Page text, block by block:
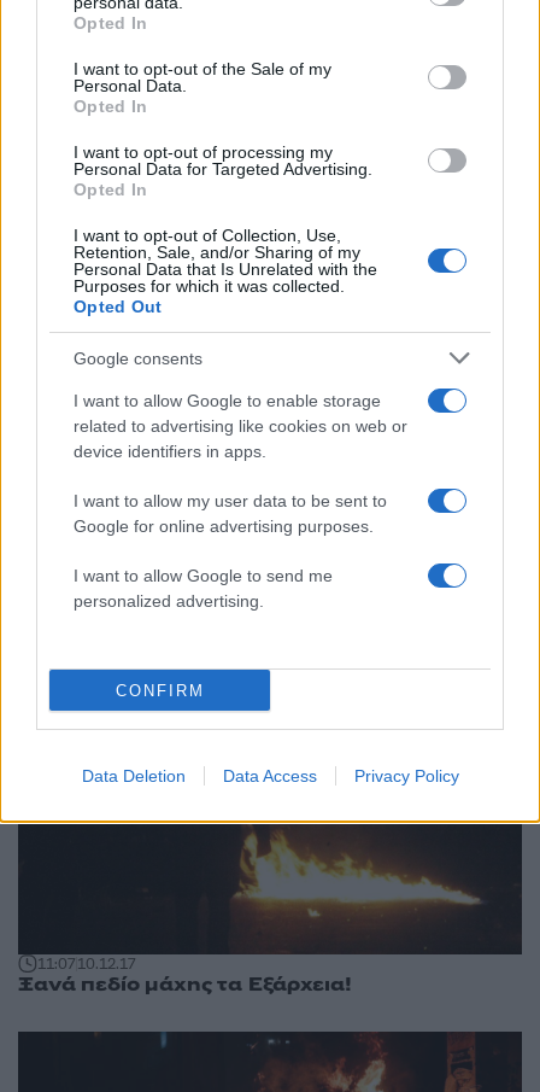
grant or deny consent to Google and its third-party tags to
use your data for below specified purposes in below Google
consent section.
Opted In
I want to opt-out of the Sale of my
Personal Data.
Opted In
I want to opt-out of processing my
Personal Data for Targeted Advertising.
Opted In
I want to opt-out of Collection, Use,
Retention, Sale, and/or Sharing of my
Personal Data that Is Unrelated with the
Purposes for which it was collected.
Opted Out
Google consents
I want to allow Google to enable storage
related to advertising like cookies on web or
device identifiers in apps.
I want to allow my user data to be sent to
Google for online advertising purposes.
I want to allow Google to send me
personalized advertising.
CONFIRM
Data Deletion Data Access Privacy Policy
10:56 03.02.18
Χαμός ξανά στα Εξάρχεια με μολότοφ!
Εξάρχεια: Επιθέσεις με μολότοφ και πέτρες
εναντίον των ΜΑΤ – Μία σύλληψη
11:0710.12.17
Ξανά πεδίο μάχης τα Εξάρχεια!